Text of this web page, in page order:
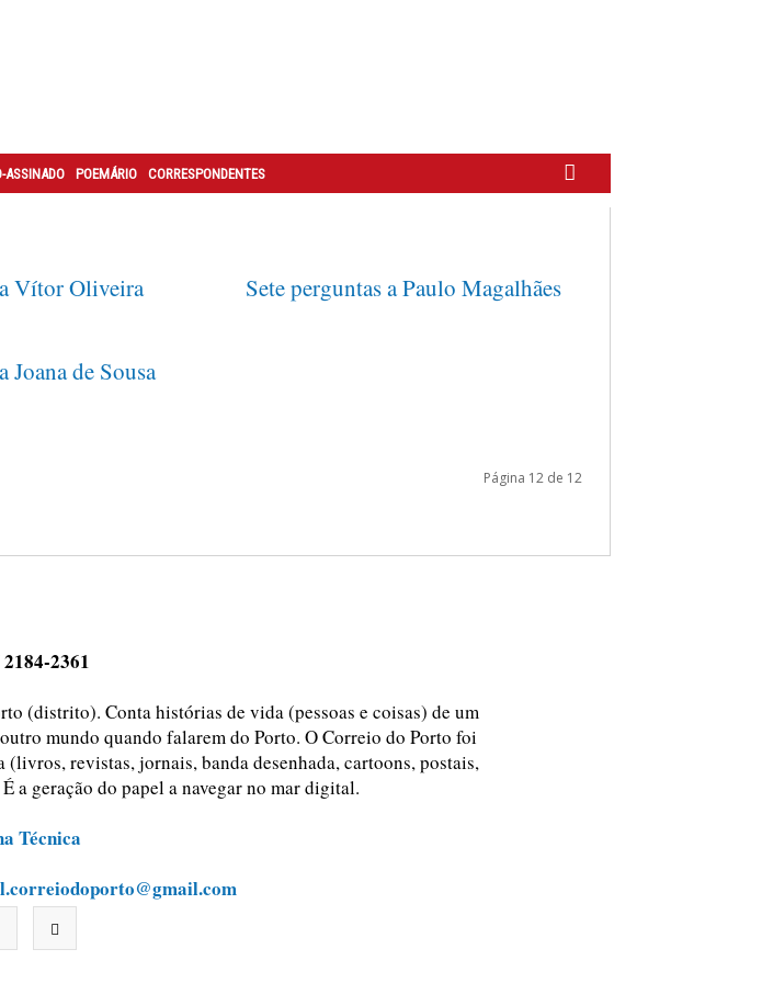
ASSINADO POEMÁRIO CORRESPONDENTES
Vítor Oliveira Sete perguntas a Paulo Magalhães
Joana de Sousa
Página 12 de 12
2361
(distrito). Conta histórias de vida (pessoas e coisas) de um
mundo quando falarem do Porto. O Correio do Porto foi
revistas, jornais, banda desenhada, cartoons, postais,
a geração do papel a navegar no mar digital.
Técnica